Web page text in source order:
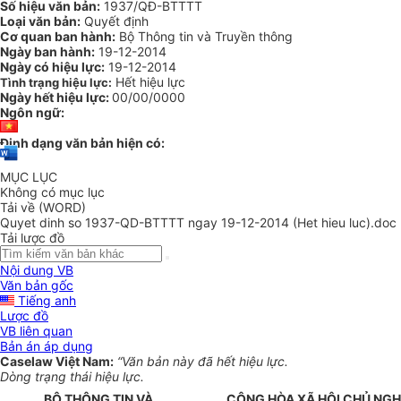
Số hiệu văn bản: 1937/QĐ-BTTTT
Loại văn bản: Quyết định
Cơ quan ban hành: Bộ Thông tin và Truyền thông
Ngày ban hành: 19-12-2014
Ngày có hiệu lực: 19-12-2014
Tình trạng hiệu lực: Hết hiệu lực
Ngày hết hiệu lực:00/00/0000
Ngôn ngữ:
Định dạng văn bản hiện có:
MỤC LỤC
Không có mục lục
Tải về (WORD)
Quyet dinh so 1937-QD-BTTTT ngay 19-12-2014 (Het hieu luc).doc
Tải lược đồ
Nội dung VB
Văn bản gốc
Tiếng anh
Lược đồ
VB liên quan
Bản án áp dụng
Caselaw Việt Nam: “Văn bản này đã hết hiệu lực.
Dòng trạng thái hiệu lực.